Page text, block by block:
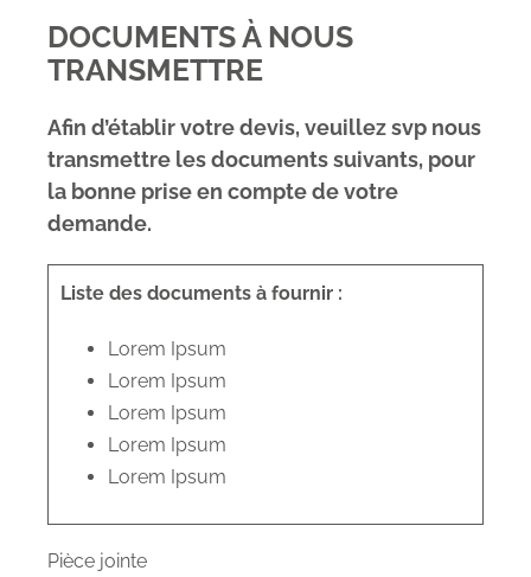
DOCUMENTS À NOUS
TRANSMETTRE
Afin d’établir votre devis, veuillez svp nous
transmettre les documents suivants, pour
la bonne prise en compte de votre
demande.
Liste des documents à fournir :
Lorem Ipsum
Lorem Ipsum
Lorem Ipsum
Lorem Ipsum
Lorem Ipsum
Pièce jointe